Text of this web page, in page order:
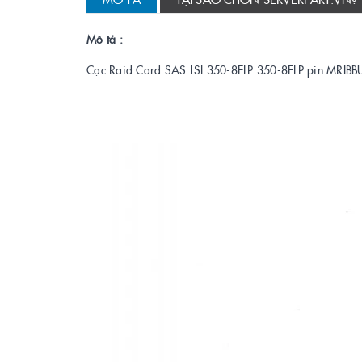
Mô tả :
Cạc Raid Card SAS LSI 350-8ELP 350-8ELP pin